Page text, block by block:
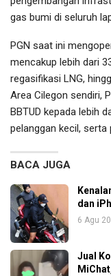
gas bumi di seluruh
PGN saat ini
mencakup lebih dari
regasifikasi LNG,
Area Cilegon sendiri,
BBTUD kepada lebih
pelanggan kecil,
BACA JUGA
dan
6 Agu
Jual